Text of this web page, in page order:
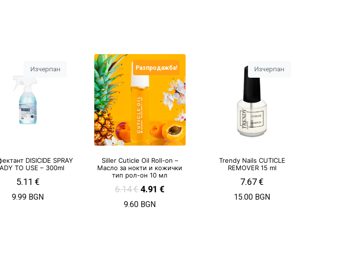
Изчерпан
DISICIDE SPRAY
TO USE – 300ml
5.11 €
9.99 BGN
Разпродажба!
Siller Cuticle Oil Roll-on –
Масло за нокти и кожички
тип рол-он 10 мл
6.14€ 4.91€
9.60 BGN
Изчерпан
Trendy Nails CUTICLE
REMOVER 15 ml
7.67€
15.00 BGN